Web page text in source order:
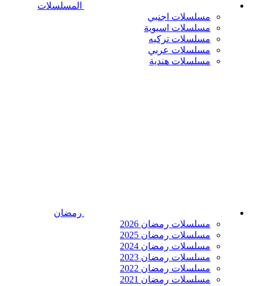
المسلسلات
مسلسلات اجنبي
مسلسلات اسيوية
مسلسلات تركيه
مسلسلات عربي
مسلسلات هندية
رمضان
مسلسلات رمضان 2026
مسلسلات رمضان 2025
مسلسلات رمضان 2024
مسلسلات رمضان 2023
مسلسلات رمضان 2022
مسلسلات رمضان 2021